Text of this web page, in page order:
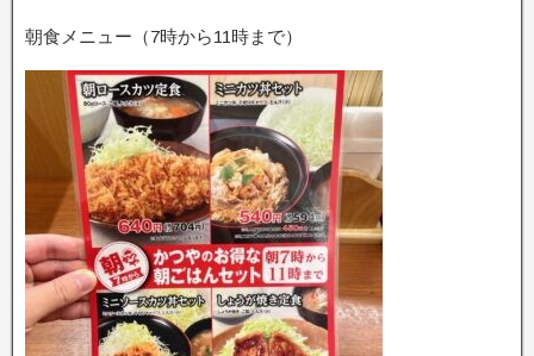
朝食メニュー（7時から11時まで）